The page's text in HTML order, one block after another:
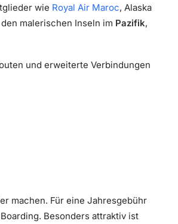
wie Royal Air Maroc, Alaska
malerischen Inseln im Pazifik,
und erweiterte Verbindungen
machen. Für eine Jahresgebühr
Besonders attraktiv ist